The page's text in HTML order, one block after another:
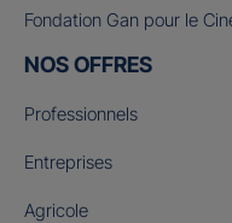
Fondation Gan pour le
NOS OFFRES
Professionnels
Entreprises
Agricole